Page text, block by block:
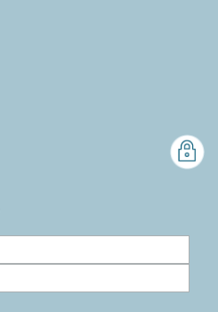
den 01. juli 2026
sig for
og skabe
give
adgang til en
nu er på plads